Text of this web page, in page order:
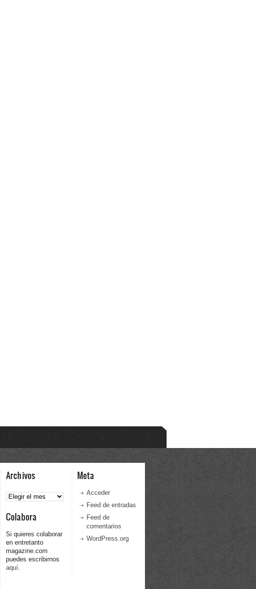
Archivos
Archivos
Colabora
Si quieres colaborar
en entretanto
magazine.com
puedes escribirnos
aquí.
Meta
Acceder
Feed de entradas
Feed de
comentarios
WordPress.org